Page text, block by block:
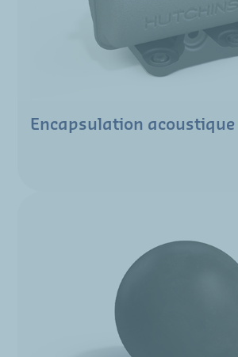
Encapsulation acoustique